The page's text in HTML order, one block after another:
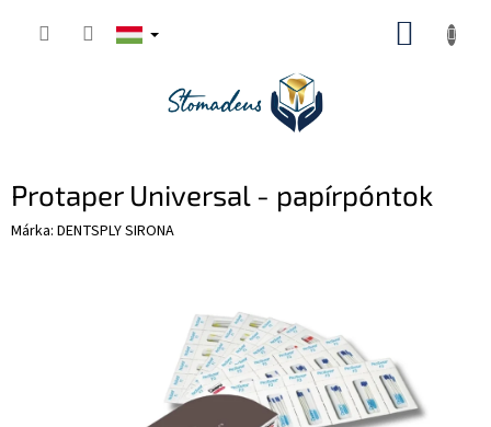
KOSÁR
Protaper Universal - papírpóntok
Márka: DENTSPLY SIRONA